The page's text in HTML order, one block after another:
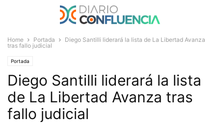
Home Portada
Diego Santilli liderará la lista de La Libertad Avanza
tras fallo judicial
Portada
Diego Santilli liderará la lista
de La Libertad Avanza tras
fallo judicial